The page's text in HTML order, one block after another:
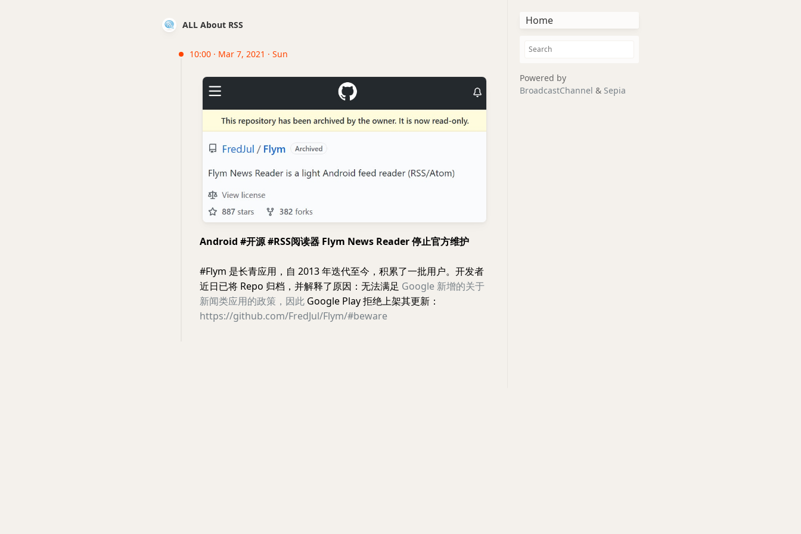
ALL About RSS
10:00 · Mar 7, 2021 · Sun
Android #开源 #RSS阅读器 Flym News Reader 停止官方维护
#Flym 是长青应用，自 2013 年迭代至今，积累了一批用户。开发者
近日已将 Repo 归档，并解释了原因：无法满足 Google 新增的关于
新闻类应用的政策，因此 Google Play 拒绝上架其更新：
https://github.com/FredJul/Flym/#beware
Home
Powered by
BroadcastChannel & Sepia